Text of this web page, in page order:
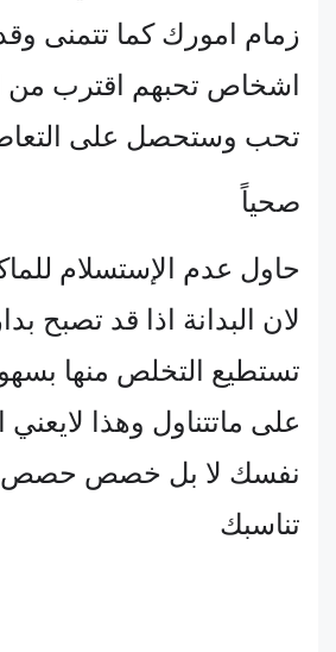
زمام امورك كما تتمنى
اشخاص تحبهم اقترب من
تحب وستحصل على
صحياً
حاول عدم الإستسلام
لان البدانة اذا قد تصبح
تستطيع التخلص منها
على ماتتناول وهذا
نفسك لا بل خصص حصص
تناسبك